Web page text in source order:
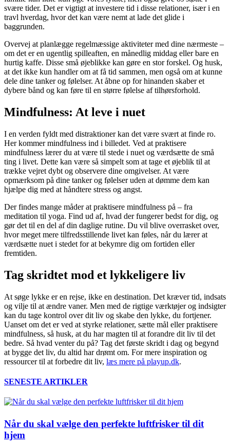
svære tider. Det er vigtigt at investere tid i disse relationer, især i en
travl hverdag, hvor det kan være nemt at lade det glide i
baggrunden.
Overvej at planlægge regelmæssige aktiviteter med dine nærmeste –
om det er en ugentlig spilleaften, en månedlig middag eller bare en
hurtig kaffe. Disse små øjeblikke kan gøre en stor forskel. Og husk,
at det ikke kun handler om at få tid sammen, men også om at kunne
dele dine tanker og følelser. At åbne op for hinanden skaber et
dybere bånd og kan føre til en større følelse af tilhørsforhold.
Mindfulness: At leve i nuet
I en verden fyldt med distraktioner kan det være svært at finde ro.
Her kommer mindfulness ind i billedet. Ved at praktisere
mindfulness lærer du at være til stede i nuet og værdsætte de små
ting i livet. Dette kan være så simpelt som at tage et øjeblik til at
trække vejret dybt og observere dine omgivelser. At være
opmærksom på dine tanker og følelser uden at dømme dem kan
hjælpe dig med at håndtere stress og angst.
Der findes mange måder at praktisere mindfulness på – fra
meditation til yoga. Find ud af, hvad der fungerer bedst for dig, og
gør det til en del af din daglige rutine. Du vil blive overrasket over,
hvor meget mere tilfredsstillende livet kan føles, når du lærer at
værdsætte nuet i stedet for at bekymre dig om fortiden eller
fremtiden.
Tag skridtet mod et lykkeligere liv
At søge lykke er en rejse, ikke en destination. Det kræver tid, indsats
og vilje til at ændre vaner. Men med de rigtige værktøjer og indsigter
kan du tage kontrol over dit liv og skabe den lykke, du fortjener.
Uanset om det er ved at styrke relationer, sætte mål eller praktisere
mindfulness, så husk, at du har magten til at forandre dit liv til det
bedre. Så hvad venter du på? Tag det første skridt i dag og begynd
at bygge det liv, du altid har drømt om. For mere inspiration og
ressourcer til at forbedre dit liv, læs mere på playup.dk.
SENESTE ARTIKLER
Når du skal vælge den perfekte luftfrisker til dit
hjem